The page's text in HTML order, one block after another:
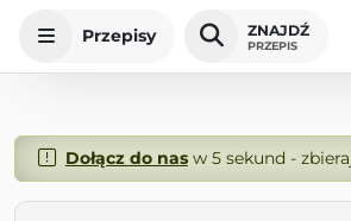
Przepisy ZNAJDŹ
PRZEPIS
Dołącz do nasw 5 sekund -